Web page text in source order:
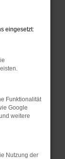
deine
Stand
eingesetzt:
Funktionalität
Google
weitere
Nutzung der